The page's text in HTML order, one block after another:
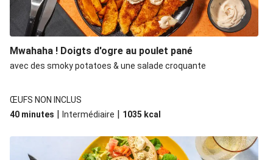
Mwahaha ! Doigts d'ogre au poulet pané
avec des smoky potatoes & une salade croquante
ŒUFS NON INCLUS
40 minutes | Intermédiaire | 1035 kcal